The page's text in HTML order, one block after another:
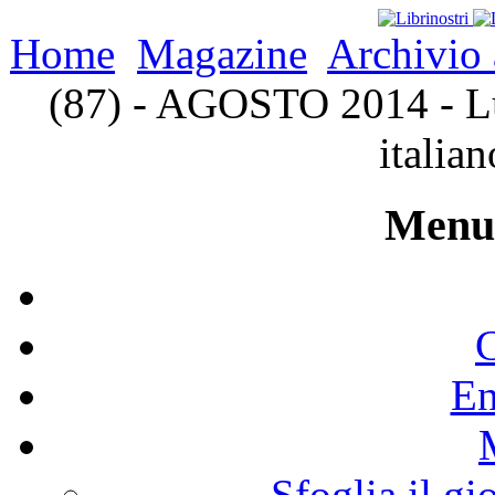
Home Magazine Archivio
(87) - AGOSTO 2014 -